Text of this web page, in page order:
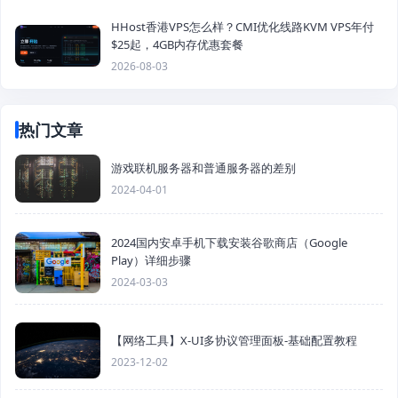
HHost香港VPS怎么样？CMI优化线路KVM VPS年付
$25起，4GB内存优惠套餐
2026-08-03
热门文章
游戏联机服务器和普通服务器的差别
2024-04-01
2024国内安卓手机下载安装谷歌商店（Google
Play）详细步骤
2024-03-03
【网络工具】X-UI多协议管理面板-基础配置教程
2023-12-02